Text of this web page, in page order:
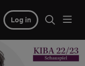
Log in